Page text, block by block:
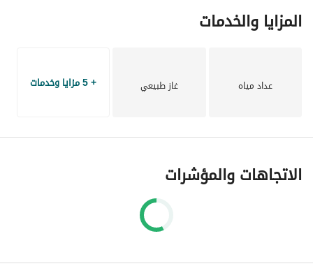
المزايا والخدمات
عداد مياه غاز طبيعي + 5 مزايا وخدمات
الاتجاهات والمؤشرات